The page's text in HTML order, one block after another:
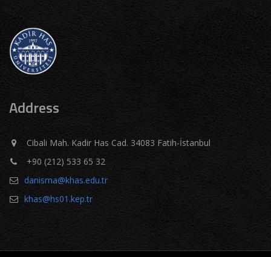
Address
Cibali Mah. Kadir Has Cad. 34083 Fatih-İstanbul
+90 (212) 533 65 32
danisma@khas.edu.tr
khas@hs01.kep.tr